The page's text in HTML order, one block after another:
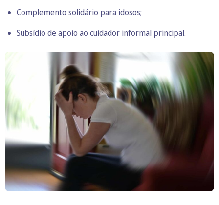
Complemento solidário para idosos;
Subsídio de apoio ao cuidador informal principal.